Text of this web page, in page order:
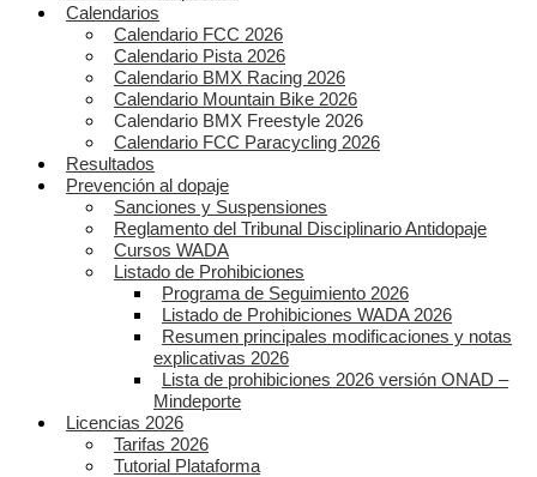
Calendarios
Calendario FCC 2026
Calendario Pista 2026
Calendario BMX Racing 2026
Calendario Mountain Bike 2026
Calendario BMX Freestyle 2026
Calendario FCC Paracycling 2026
Resultados
Prevención al dopaje
Sanciones y Suspensiones
Reglamento del Tribunal Disciplinario Antidopaje
Cursos WADA
Listado de Prohibiciones
Programa de Seguimiento 2026
Listado de Prohibiciones WADA 2026
Resumen principales modificaciones y notas
explicativas 2026
Lista de prohibiciones 2026 versión ONAD –
Mindeporte
Licencias 2026
Tarifas 2026
Tutorial Plataforma